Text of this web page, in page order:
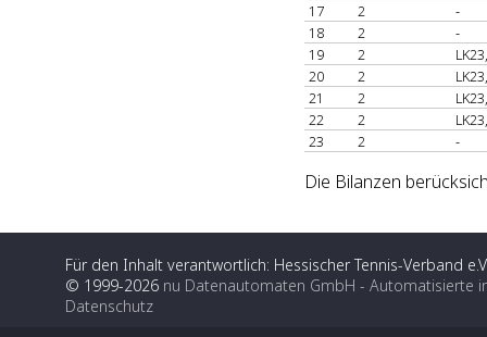
17
2
-
18
2
-
19
2
20
2
21
2
22
2
23
2 -
Die Bilanzen
Für den Inhalt verantwortlich: Hessischer Tennis-Verband
© 1999-2026 nu Datenautomaten GmbH - Automatisierte
Datenschutz